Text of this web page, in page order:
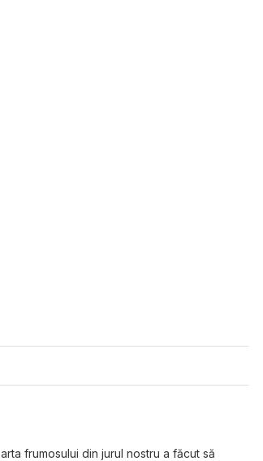
frumosului din jurul nostru a făcut să